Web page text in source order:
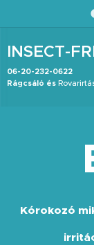
INSECT-
06-20-232-0622
Rágcsáló és
Kórokozó